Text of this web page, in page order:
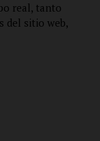
real, tanto
del sitio web,